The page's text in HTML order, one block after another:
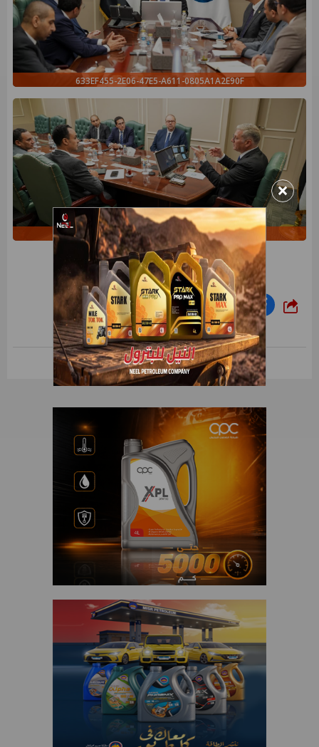
633EF455-2E06-47E5-A611-0805A1A2E90F
F8F299F4-330A-48B9-95A8-0C449791A801
شارك
×